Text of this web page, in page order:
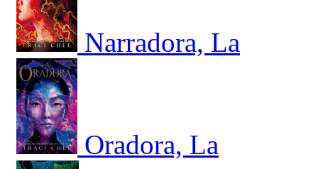
Narradora, La
Oradora, La